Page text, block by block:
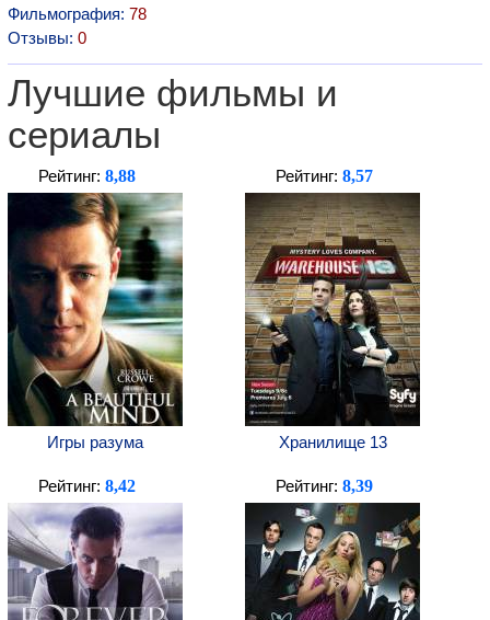
Фильмография: 78
Отзывы: 0
Лучшие фильмы и
сериалы
Рейтинг: 8,88
Игры разума
Рейтинг: 8,57
Хранилище 13
Рейтинг: 8,42 Рейтинг: 8,39